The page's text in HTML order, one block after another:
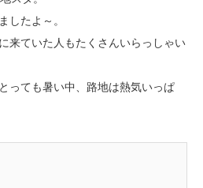
したよ～。
来ていた人もたくさんいらっしゃい
っても暑い中、路地は熱気いっぱ